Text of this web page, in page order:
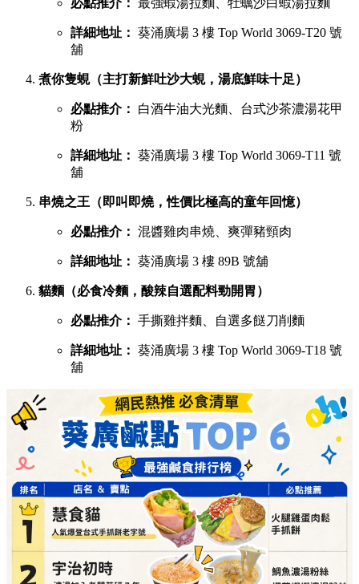
必點推介： 最強蝦湯拉麵、牡蠣沙白蝦湯拉麵
詳細地址： 葵涌廣場 3 樓 Top World 3069-T20 號
舖
煮你隻蜆（主打新鮮吐沙大蜆，湯底鮮味十足）
必點推介：
白酒牛油大光麵、台式沙茶濃湯花甲
粉
詳細地址： 葵涌廣場 3 樓 Top World 3069-T11 號
舖
串燒之王（即叫即燒，性價比極高的童年回憶）
必點推介： 混醬雞肉串燒、爽彈豬頸肉
詳細地址： 葵涌廣場 3 樓 89B 號舖
貓麵（必食冷麵，酸辣自選配料勁開胃）
必點推介： 手撕雞拌麵、自選多餸刀削麵
詳細地址： 葵涌廣場 3 樓 Top World 3069-T18 號
舖